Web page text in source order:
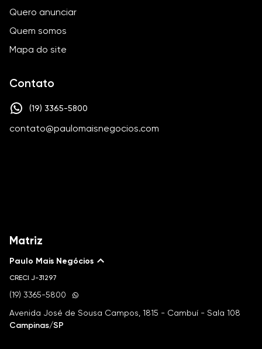
Quero anunciar
Quem somos
Mapa do site
Contato
(19) 3365-5800
contato@paulomaisnegocios.com
Matriz
Paulo Mais Negócios
CRECI J-31297
(19) 3365-5800
Avenida José de Sousa Campos, 1815 - Cambuí - Sala 108
Campinas/SP